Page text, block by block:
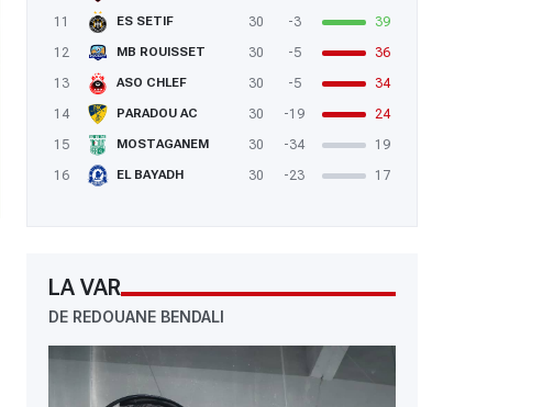
11
ES SETIF 30 -3
39
12
MB ROUISSET 30 -5
36
13
ASO CHLEF 30 -5
34
14
PARADOU AC 30 -19
24
15
MOSTAGANEM 30 -34
19
16
EL BAYADH 30 -23 17
LA VAR
DE REDOUANE BENDALI